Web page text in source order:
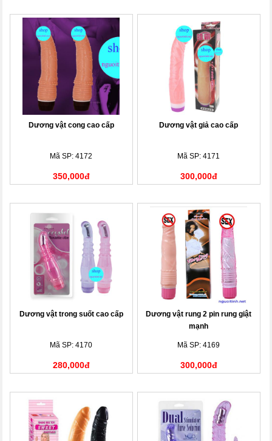
Dương vật cong cao cấp
Mã SP: 4172
350,000đ
Dương vật giả cao cấp
Mã SP: 4171
300,000đ
Dương vật trong suốt cao cấp
Mã SP: 4170
280,000đ
Dương vật rung 2 pin rung giật
mạnh
Mã SP: 4169
300,000đ